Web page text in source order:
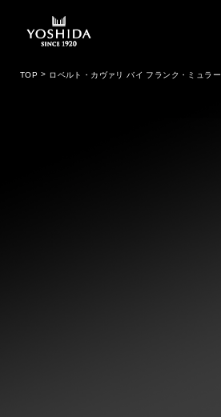
TOP ロベルト・カヴァリ バイ フランク・ミュラー